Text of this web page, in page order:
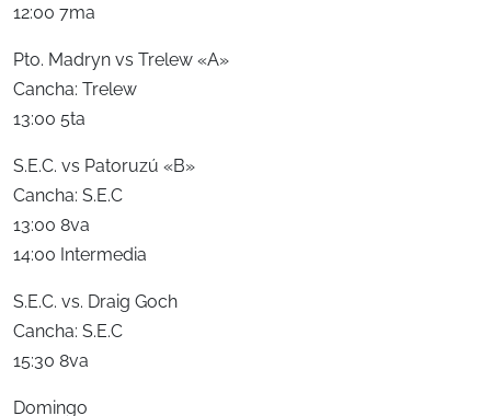
12:00 7ma
Pto. Madryn vs Trelew «A»
Cancha: Trelew
13:00 5ta
S.E.C. vs Patoruzú «B»
Cancha: S.E.C
13:00 8va
14:00 Intermedia
S.E.C. vs. Draig Goch
Cancha: S.E.C
15:30 8va
Domingo